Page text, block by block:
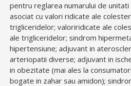
pentru reglarea numarului de unitati
asociat cu valori ridicate ale
trigliceridelor; valoriridicate ale
ale trigliceridelor; sindrom
hipertensiune; adjuvant in
arteriopatii diverse; adjuvant in
in obezitate (mai ales la
bogate in zahar sau amidon);